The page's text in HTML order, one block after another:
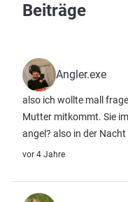
Beiträge
Angler.exe
also ich wollte mall
Mutter mitkommt. Sie
angel? also in der
vor 4 Jahre